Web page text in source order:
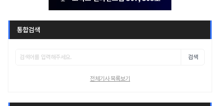
통합검색
검색
전체기사 목록보기